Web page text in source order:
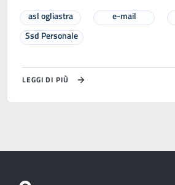
asl ogliastra e-mail
Ssd Personale
LEGGI DI PIÙ